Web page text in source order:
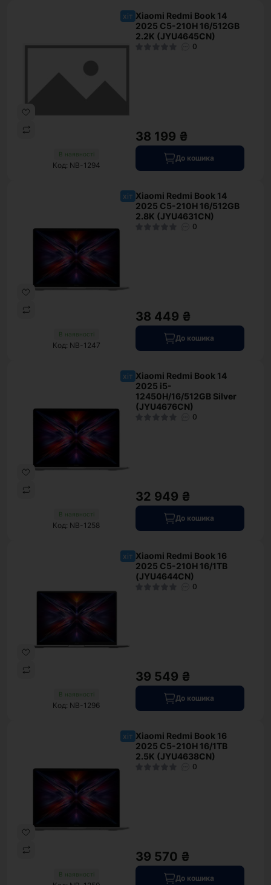
хіт
В наявності
Код: NB-1294
Xiaomi Redmi Book 14
2025 C5-210H 16/512GB
2.2K (JYU4645CN)
0
38 199 ₴
До кошика
хіт
В наявності
Код: NB-1247
Xiaomi Redmi Book 14
2025 C5-210H 16/512GB
2.8K (JYU4631CN)
0
38 449 ₴
До кошика
хіт
В наявності
Код: NB-1258
Xiaomi Redmi Book 14
2025 i5-
12450H/16/512GB Silver
(JYU4676CN)
0
32 949 ₴
До кошика
хіт
В наявності
Код: NB-1296
Xiaomi Redmi Book 16
2025 C5-210H 16/1TB
(JYU4644CN)
0
39 549 ₴
До кошика
хіт
В наявності
Xiaomi Redmi Book 16
2025 C5-210H 16/1TB
2.5K (JYU4638CN)
0
39 570 ₴
До кошика